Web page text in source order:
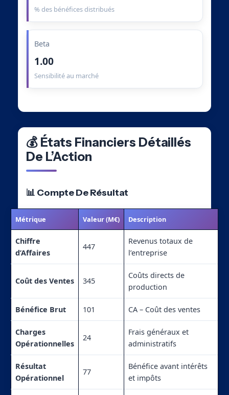
% des bénéfices distribués
Beta
1.00
Sensibilité au marché
💰 États Financiers Détaillés
De L’Action
📊 Compte De Résultat
Métrique Valeur (M€) Description
Chiffre
d’Affaires
447
Revenus totaux de
l’entreprise
Coût des Ventes 345
Coûts directs de
production
Bénéfice Brut 101 CA – Coût des ventes
Charges
Opérationnelles
24
Frais généraux et
administratifs
Résultat
Opérationnel
77
Bénéfice avant intérêts
et impôts